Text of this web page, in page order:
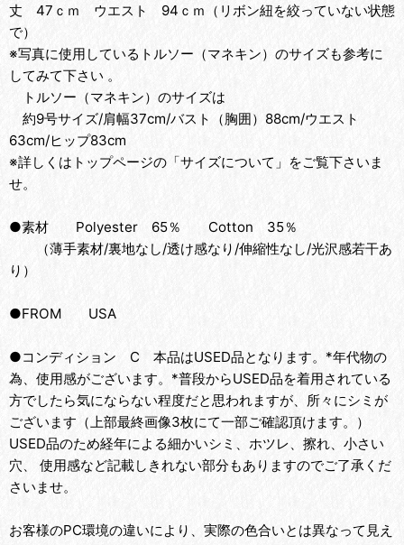
丈 47ｃｍ ウエスト 94ｃｍ（リボン紐を絞っていない状態
で）
※写真に使用しているトルソー（マネキン）のサイズも参考に
してみて下さい 。
トルソー（マネキン）のサイズは
約9号サイズ/肩幅37cm/バスト（胸囲）88cm/ウエスト
63cm/ヒップ83cm
※詳しくはトップページの「サイズについて」をご覧下さいま
せ。
●素材 Polyester 65％ Cotton 35％
（薄手素材/裏地なし/透け感なり/伸縮性なし/光沢感若干あ
り）
●FROM USA
●コンディション C 本品はUSED品となります。*年代物の
為、使用感がございます。*普段からUSED品を着用されている
方でしたら気にならない程度だと思われますが、所々にシミが
ございます（上部最終画像3枚にて一部ご確認頂けます。）
USED品のため経年による細かいシミ、ホツレ、擦れ、小さい
穴、 使用感など記載しきれない部分もありますのでご了承くだ
さいませ。
お客様のPC環境の違いにより、実際の色合いとは異なって見え